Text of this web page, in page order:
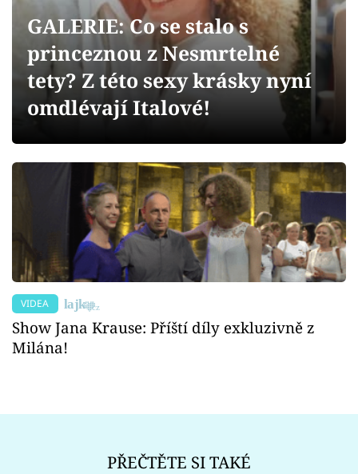
Videa
Sledujte prima+
GALERIE: Co se stalo s
princeznou z Nesmrtelné
tety? Z této sexy krásky nyní
omdlévají Italové!
VIDEA
Show Jana Krause: Příští díly exkluzivně z
Milána!
PŘEČTĚTE SI TAKÉ